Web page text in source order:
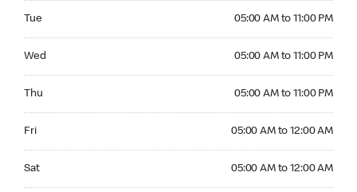
Tue 05:00 AM to 11:00 PM
Wed 05:00 AM to 11:00 PM
Thu 05:00 AM to 11:00 PM
Fri 05:00 AM to 12:00 AM
Sat 05:00 AM to 12:00 AM